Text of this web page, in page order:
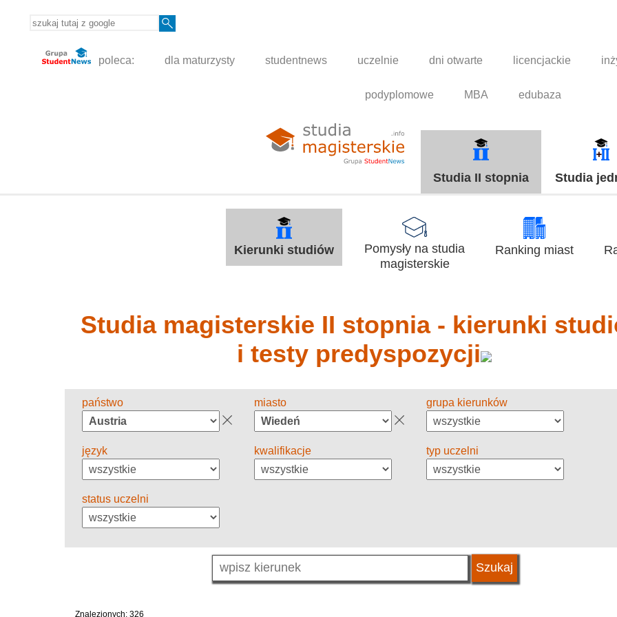
poleca: dla maturzysty studentnews uczelnie dni otwarte licencjackie
podyplomowe MBA edubaza
Studia II stopnia Studia
Kierunki studiów
Pomysły na studia
magisterskie
Ranking miast
Studia magisterskie II stopnia - kierunki
i testy predyspozycji
państwo miasto grupa kierunków
język kwalifikacje typ uczelni
status uczelni
Znalezionych: 326